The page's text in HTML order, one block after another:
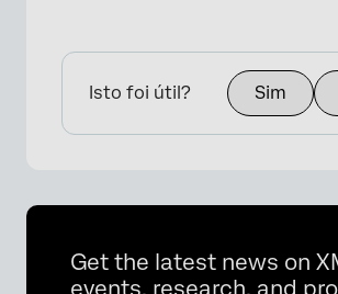
Isto foi útil? Sim
Get the latest news on